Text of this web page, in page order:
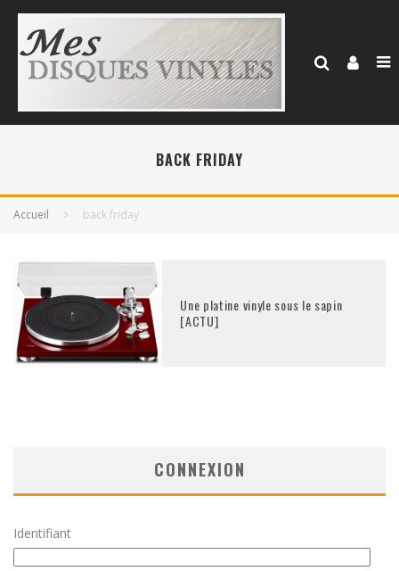
BACK FRIDAY
Accueil back friday
Une platine vinyle sous le sapin
[ACTU]
CONNEXION
Identifiant